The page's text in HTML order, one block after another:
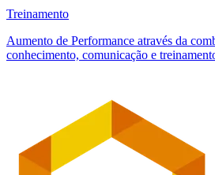
Treinamento
Aumento de Performance através da
conhecimento, comunicação e